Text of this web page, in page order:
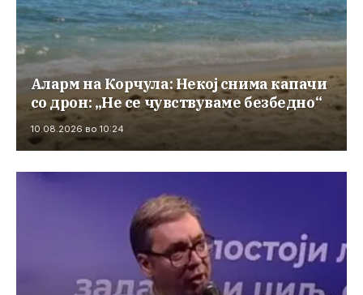
Аларм на Корчула: Некој снима капачи
со дрон: „Не се чувствуваме безбедно“
10.08.2026 во 10:24